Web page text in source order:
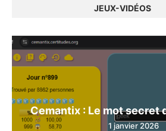
JEUX-VIDÉOS
Cemantix : Le mot secret
1 janvier 2026